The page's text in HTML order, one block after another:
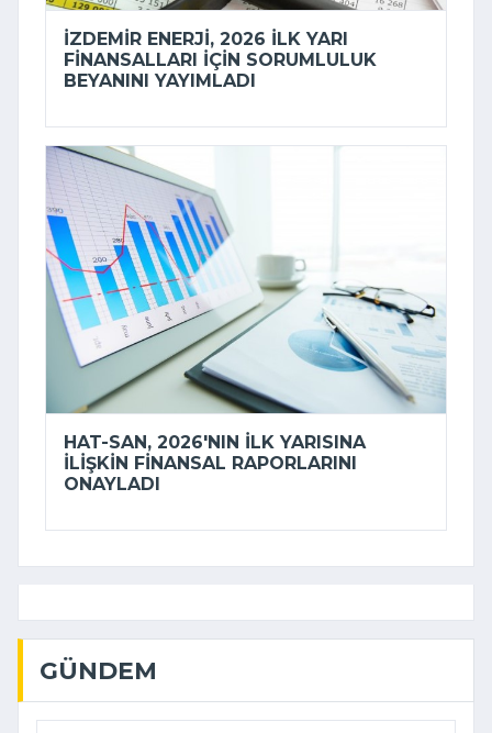
İZDEMİR ENERJI, 2026 ILK YARI
FINANSALLARI IÇIN SORUMLULUK
BEYANINI YAYIMLADI
HAT-SAN, 2026'NIN ILK YARISINA
ILIŞKIN FINANSAL RAPORLARINI
ONAYLADI
GÜNDEM